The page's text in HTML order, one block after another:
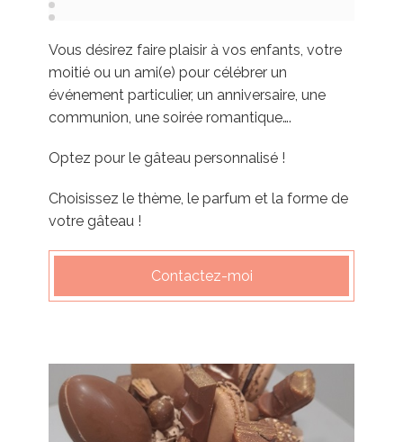
Vous désirez faire plaisir à vos enfants, votre
moitié ou un ami(e) pour célébrer un
événement particulier, un anniversaire, une
communion, une soirée romantique….
Optez pour le gâteau personnalisé !
Choisissez le thème, le parfum et la forme de
votre gâteau !
Contactez-moi